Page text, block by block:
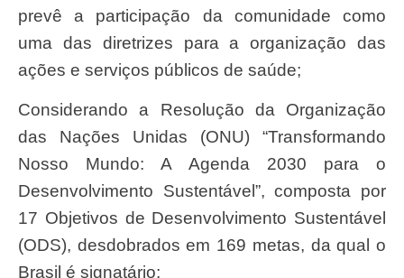
prevê a participação da comunidade como
uma das diretrizes para a organização das
ações e serviços públicos de saúde;
considerando a Resolução da Organização
das Nações Unidas (ONU) “Transformando
Nosso Mundo: A Agenda 2030 para o
Desenvolvimento Sustentável”, composta por
17 Objetivos de Desenvolvimento Sustentável
(ODS), desdobrados em 169 metas, da qual o
Brasil é signatário;